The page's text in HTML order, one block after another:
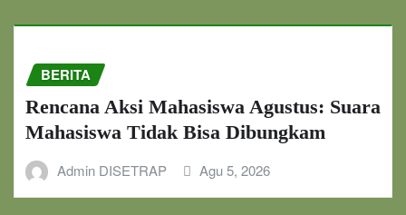
BERITA
Rencana Aksi Mahasiswa Agustus: Suara
Mahasiswa Tidak Bisa Dibungkam
Admin DISETRAP Agu 5, 2026